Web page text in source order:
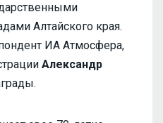
Алтайского края.
ИА Атмосфера,
Александр